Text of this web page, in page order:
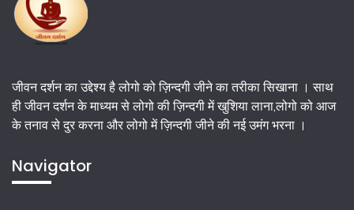
जीवन दर्शन का उद्देश्य है लोगो को ज़िन्दगी जीने का तरीका सिखाना । साथ
ही जीवन दर्शन के माध्यम से लोगो की ज़िन्दगी में खुशिया लाना,लोगो को आज
के तनाव से दुर करना और लोगो में ज़िन्दगी जीने की नई उमंग भरना ।
Navigator